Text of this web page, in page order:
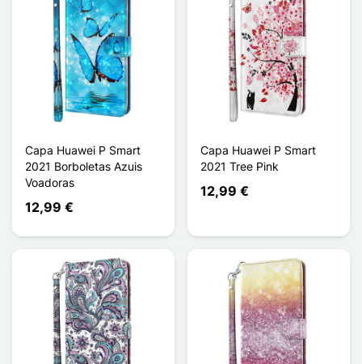
Capa Huawei P Smart
2021 Borboletas Azuis
Voadoras
12,99 €
Capa Huawei P Smart
2021 Tree Pink
12,99 €